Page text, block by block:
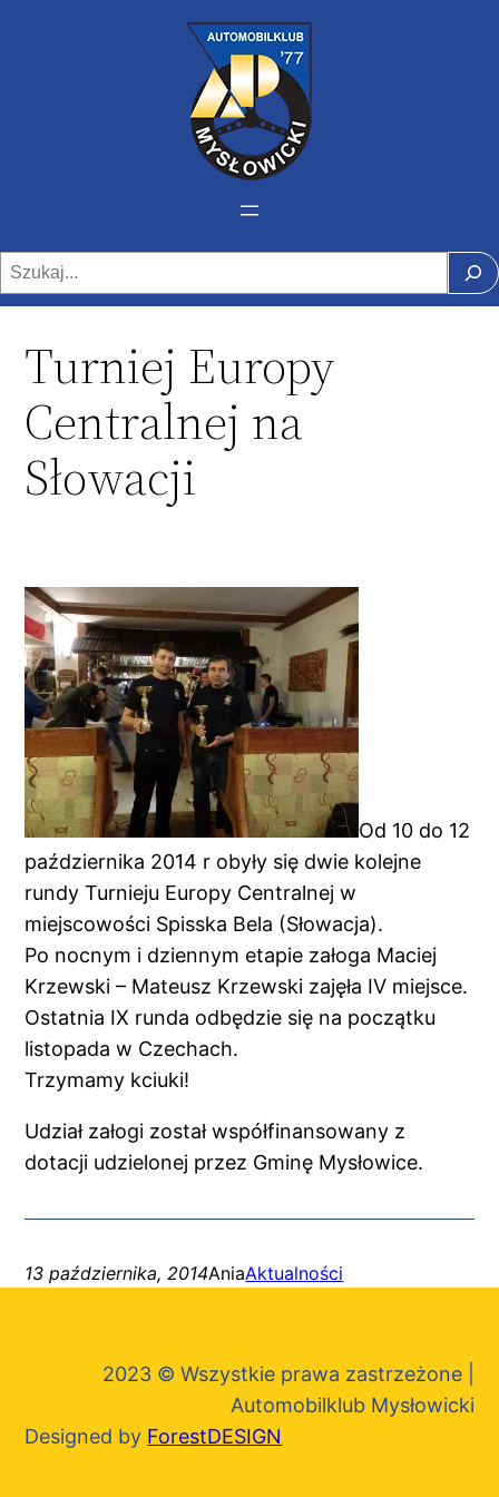
Szukaj
Turniej Europy
Centralnej na
Słowacji
Od 10 do 12
października 2014 r obyły się dwie kolejne
rundy Turnieju Europy Centralnej w
miejscowości Spisska Bela (Słowacja).
Po nocnym i dziennym etapie załoga Maciej
Krzewski – Mateusz Krzewski zajęła IV miejsce.
Ostatnia IX runda odbędzie się na początku
listopada w Czechach.
Trzymamy kciuki!
Udział załogi został współfinansowany z
dotacji udzielonej przez Gminę Mysłowice.
13 października, 2014AniaAktualności
2023 © Wszystkie prawa zastrzeżone |
Automobilklub Mysłowicki
Designed by ForestDESIGN